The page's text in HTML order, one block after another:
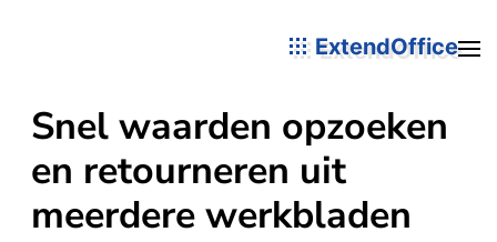
ExtendOffice
Snel waarden opzoeken
en retourneren uit
meerdere werkbladen